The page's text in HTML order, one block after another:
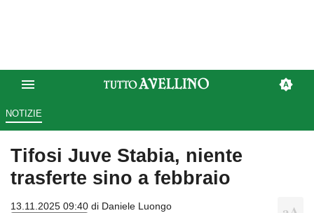
NOTIZIE
Tifosi Juve Stabia, niente
trasferte sino a febbraio
13.11.2025 09:40 di Daniele Luongo